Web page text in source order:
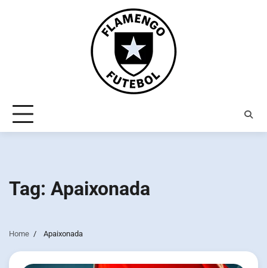
Tag: Apaixonada
Home Apaixonada